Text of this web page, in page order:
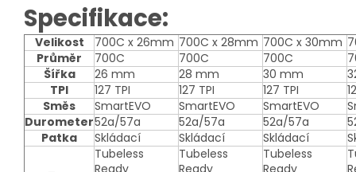
Specifikace:
Velikost 700C x 26mm 700C x 28mm 700C x 30mm
Průměr
700C 700C 700C
Šířka
26 mm 28 mm 30 mm
TPI
127 TPI 127 TPI 127 TPI
Směs
SmartEVO SmartEVO SmartEVO
Durometer52a/57a 52a/57a 52a/57a
Patka
Skládací Skládací Skládací
Tubeless
Ready
Tubeless
Ready
Tubeless
Ready